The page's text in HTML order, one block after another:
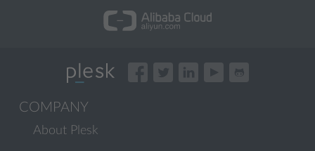
COMPANY
About Plesk